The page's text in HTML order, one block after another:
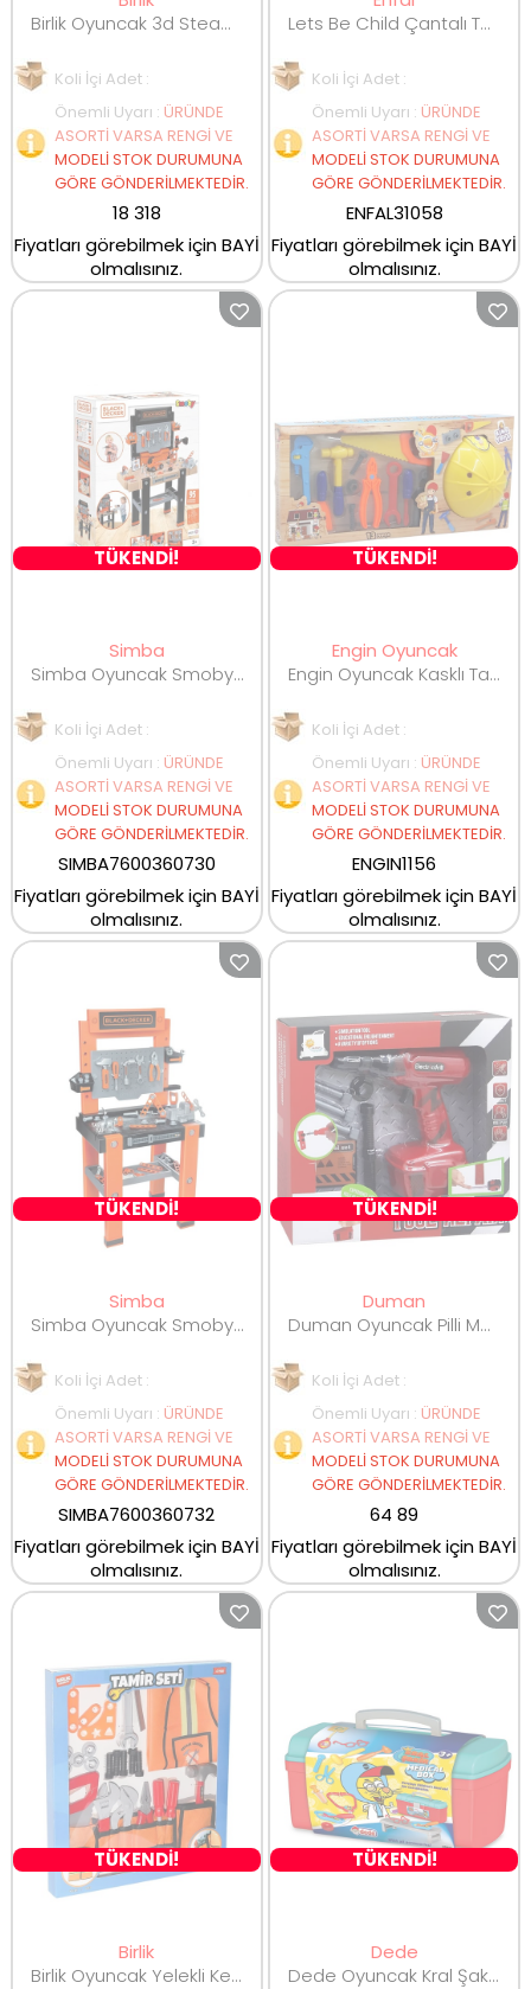
Birlik Oyuncak 3d Steam Eğitici Matkap Seti Uzay Serisi URT014-005
Koli İçi Adet :
Önemli Uyarı : ÜRÜNDE
ASORTİ VARSA RENGİ VE
MODELİ STOK DURUMUNA
GÖRE GÖNDERİLMEKTEDİR.
18 318
Fiyatları görebilmek için BAYİ
olmalısınız.
Lets Be Child Çantalı Tamir Seti LC-31058
Koli İçi Adet :
Önemli Uyarı : ÜRÜNDE
ASORTİ VARSA RENGİ VE
MODELİ STOK DURUMUNA
GÖRE GÖNDERİLMEKTEDİR.
ENFAL31058
Fiyatları görebilmek için BAYİ
olmalısınız.
TÜKENDİ!
Simba
Simba Oyuncak Smoby Black Decker Bricolo Ultimate Çalışma Tezgahı 360730
Koli İçi Adet :
Önemli Uyarı : ÜRÜNDE
ASORTİ VARSA RENGİ VE
MODELİ STOK DURUMUNA
GÖRE GÖNDERİLMEKTEDİR.
SIMBA7600360730
Fiyatları görebilmek için BAYİ
olmalısınız.
TÜKENDİ!
Engin Oyuncak
Engin Oyuncak Kasklı Tamir Takımı ENG-1156
Koli İçi Adet :
Önemli Uyarı : ÜRÜNDE
ASORTİ VARSA RENGİ VE
MODELİ STOK DURUMUNA
GÖRE GÖNDERİLMEKTEDİR.
ENGIN1156
Fiyatları görebilmek için BAYİ
olmalısınız.
TÜKENDİ!
Simba
Simba Oyuncak Smoby Black Decker Bricolo One Çalışma Tezgahı 360732
Koli İçi Adet :
Önemli Uyarı : ÜRÜNDE
ASORTİ VARSA RENGİ VE
MODELİ STOK DURUMUNA
GÖRE GÖNDERİLMEKTEDİR.
SIMBA7600360732
Fiyatları görebilmek için BAYİ
olmalısınız.
TÜKENDİ!
Duman
Duman Oyuncak Pilli Matkap Seti DMN6101-1
Koli İçi Adet :
Önemli Uyarı : ÜRÜNDE
ASORTİ VARSA RENGİ VE
MODELİ STOK DURUMUNA
GÖRE GÖNDERİLMEKTEDİR.
64 89
Fiyatları görebilmek için BAYİ
olmalısınız.
TÜKENDİ!
Birlik
Birlik Oyuncak Yelekli Kemerli Tamir Setim URT037-KUTU-2
TÜKENDİ!
Dede
Dede Oyuncak Kral Şakir Medikal Çanta 03911